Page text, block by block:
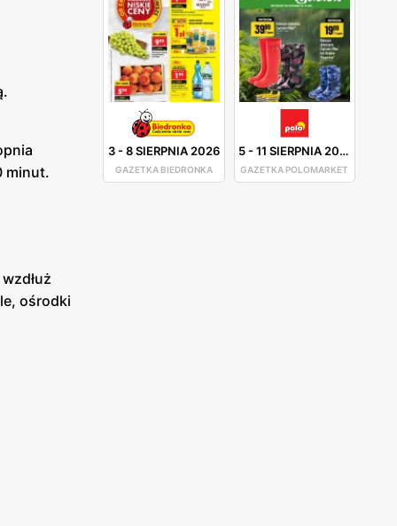
3-8 SIERPNIA 2026
GAZETKA BIEDRONKA
5-11 SIERPNIA 2026
GAZETKA POLOMARKET
minut.
ośrodki